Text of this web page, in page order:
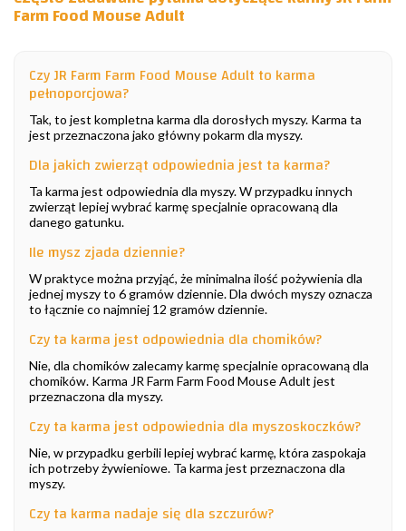
Farm Food Mouse Adult
Czy JR Farm Farm Food Mouse Adult to karma
pełnoporcjowa?
Tak, to jest kompletna karma dla dorosłych myszy. Karma ta
jest przeznaczona jako główny pokarm dla myszy.
Dla jakich zwierząt odpowiednia jest ta karma?
Ta karma jest odpowiednia dla myszy. W przypadku innych
zwierząt lepiej wybrać karmę specjalnie opracowaną dla
danego gatunku.
Ile mysz zjada dziennie?
W praktyce można przyjąć, że minimalna ilość pożywienia dla
jednej myszy to 6 gramów dziennie. Dla dwóch myszy oznacza
to łącznie co najmniej 12 gramów dziennie.
Czy ta karma jest odpowiednia dla chomików?
Nie, dla chomików zalecamy karmę specjalnie opracowaną dla
chomików. Karma JR Farm Farm Food Mouse Adult jest
przeznaczona dla myszy.
Czy ta karma jest odpowiednia dla myszoskoczków?
Nie, w przypadku gerbili lepiej wybrać karmę, która zaspokaja
ich potrzeby żywieniowe. Ta karma jest przeznaczona dla
myszy.
Czy ta karma nadaje się dla szczurów?